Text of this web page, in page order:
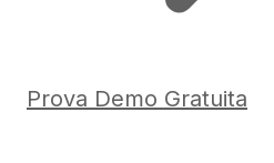
Prova Demo Gratuita